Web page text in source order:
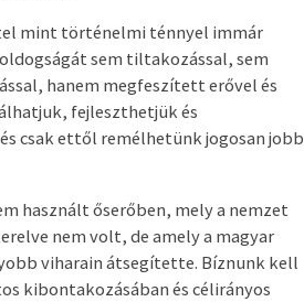
mint történelmi ténnyel immár
sem tiltakozással, sem
hanem megfeszített erővel és
fejleszthetjük és
csak ettől remélhetünk jogosan jobb
használt őserőben, mely a nemzet
nem volt, de amely a magyar
viharain átsegítette. Bíznunk kell
kibontakozásában és célirányos